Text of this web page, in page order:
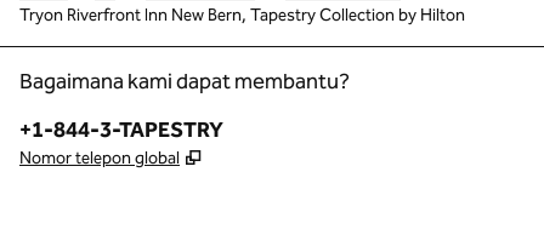
Tryon Riverfront Inn New Bern, Tapestry Collection by Hilton
Bagaimana kami dapat membantu?
Telepon:
+1-844-3-TAPESTRY
Nomor telepon global ,